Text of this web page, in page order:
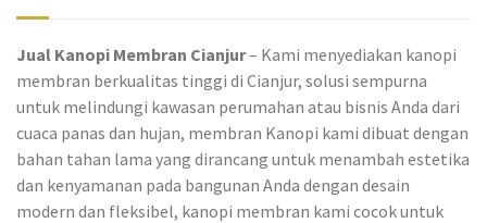
Jual Kanopi Membran Cianjur– Kami menyediakan kanopi
membran berkualitas tinggi di Cianjur, solusi sempurna
untuk melindungi kawasan perumahan atau bisnis Anda dari
cuaca panas dan hujan, membran Kanopi kami dibuat dengan
bahan tahan lama yang dirancang untuk menambah estetika
dan kenyamanan pada bangunan Anda dengan desain
modern dan fleksibel, kanopi membran kami cocok untuk